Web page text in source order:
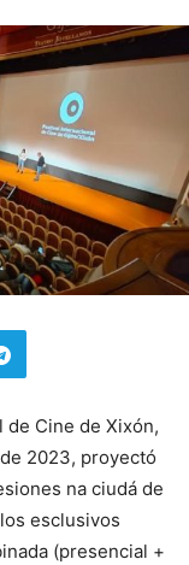
de Cine de Xixón,
2023, proyectó
na ciudá de
esclusivos
(presencial +